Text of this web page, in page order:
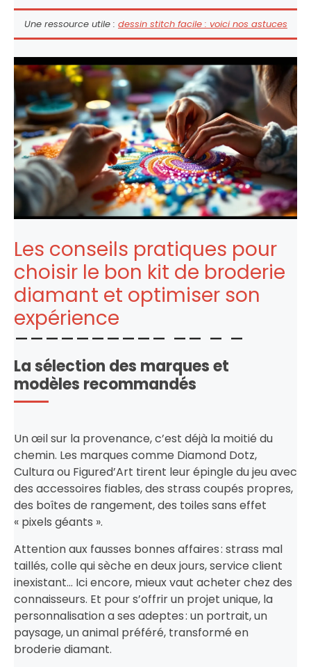
Une ressource utile : dessin stitch facile : voici nos astuces
Les conseils pratiques pour
choisir le bon kit de broderie
diamant et optimiser son
expérience
La sélection des marques et
modèles recommandés
Un œil sur la provenance, c’est déjà la moitié du
chemin. Les marques comme Diamond Dotz,
Cultura ou Figured’Art tirent leur épingle du jeu avec
des accessoires fiables, des strass coupés propres,
des boîtes de rangement, des toiles sans effet
« pixels géants ».
Attention aux fausses bonnes affaires : strass mal
taillés, colle qui sèche en deux jours, service client
inexistant… Ici encore, mieux vaut acheter chez des
connaisseurs. Et pour s’offrir un projet unique, la
personnalisation a ses adeptes : un portrait, un
paysage, un animal préféré, transformé en
broderie diamant.